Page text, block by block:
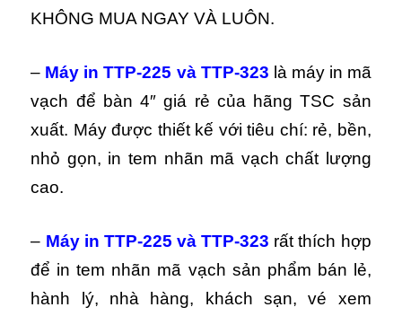
KHÔNG MUA NGAY VÀ LUÔN.
– Máy in TTP-225 và TTP-323 là máy in mã
vạch để bàn 4″ giá rẻ của hãng TSC sản
xuất. Máy được thiết kế với tiêu chí: rẻ, bền,
nhỏ gọn, in tem nhãn mã vạch chất lượng
cao.
– Máy in TTP-225 và TTP-323 rất thích hợp
để in tem nhãn mã vạch sản phẩm bán lẻ,
hành lý, nhà hàng, khách sạn, vé xem